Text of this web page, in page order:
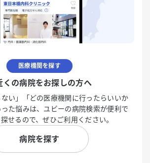
医療機関を探す
くの病院をお探しの方へ
ない」「どの医療機関に行ったらいいか
た悩みは、ユビーの病院検索が便利で
せるので、ぜひご利用ください。
病院を探す